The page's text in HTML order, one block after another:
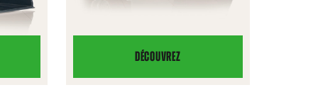
DÉCOUVREZ
GODET
À